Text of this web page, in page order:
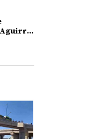
caso